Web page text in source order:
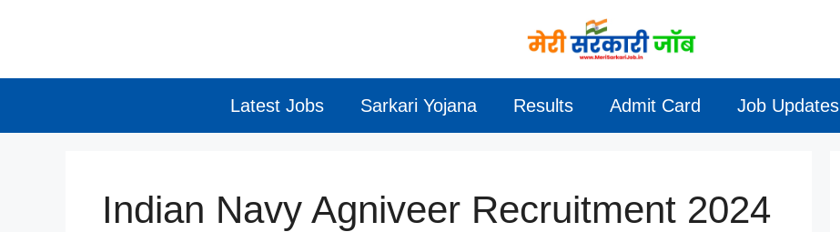
Latest Jobs Sarkari Yojana Results Admit Card Job Updates
Indian Navy Agniveer Recruitment 2024